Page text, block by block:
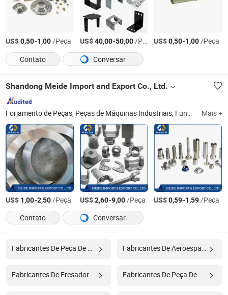
US$0,50-1,00/Peça US$40,00-50,00/Peça US$0,50-1,00/Peça
Contato
Conversar
Shandong Meide Import and Export Co., Ltd.
Forjamento de Peças, Peças de Máquinas Industriais, Fundição e Forjamento, Peças Metálicas Personalizadas, Tubo de Aço Sem Costura de Precisão, Tubo de Aço Sem Costura Moldado Mais +
US$ 1,00-2,50/Peça US$2,60-9,00/Peça US$0,59-1,59/Peça
Contato
Conversar
Fabricantes De Fresadora Cnc